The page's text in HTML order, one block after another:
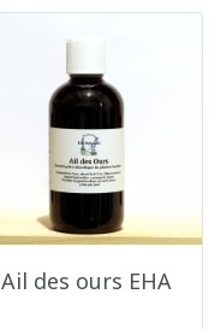
Ail des ours EHA